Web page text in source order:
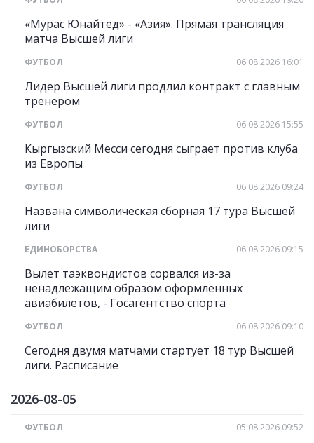
«Мурас Юнайтед» - «Азия». Прямая трансляция
матча Высшей лиги
ФУТБОЛ 06.08.2026 16:01
Лидер Высшей лиги продлил контракт с главным
тренером
ФУТБОЛ 06.08.2026 15:55
Кыргызский Месси сегодня сыграет против клуба
из Европы
ФУТБОЛ 06.08.2026 09:24
Названа символическая сборная 17 тура Высшей
лиги
ЕДИНОБОРСТВА 06.08.2026 09:15
Вылет таэквондистов сорвался из-за
ненадлежащим образом оформленных
авиабилетов, - Госагентство спорта
ФУТБОЛ 06.08.2026 09:10
Сегодня двумя матчами стартует 18 тур Высшей
лиги. Расписание
2026-08-05
ФУТБОЛ 05.08.2026 09:52